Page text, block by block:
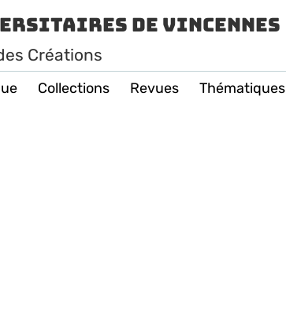
de Vincennes
Créations
Collections Revues Thématiques